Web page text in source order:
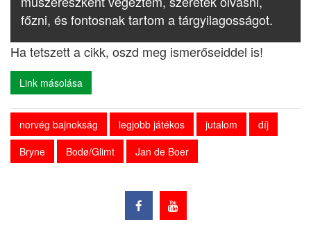
főzni, és fontosnak tartom a tárgyilagosságot.
Ha tetszett a cikk, oszd meg ismerőseiddel is!
Link másolása
norvég bajnokság legjobb játékos jutalom
díj
Bryne
Bodø/Glimt Jan de Boer